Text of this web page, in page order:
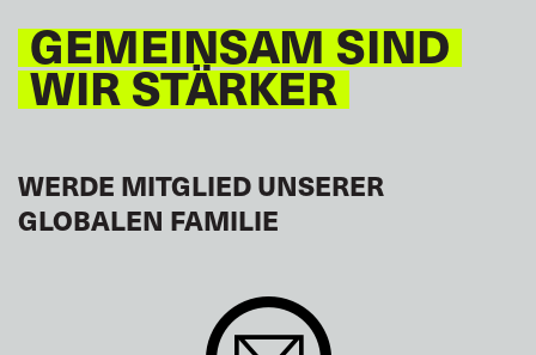
GEMEINSAM SIND
WIR STÄRKER
WERDE MITGLIED UNSERER
GLOBALEN FAMILIE